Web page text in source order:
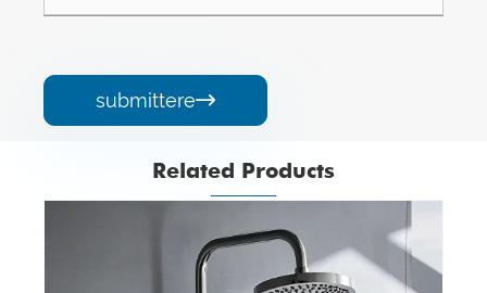
submittere
Related Products
Kitchenware Steel Pipe